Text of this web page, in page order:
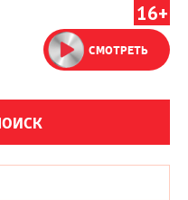
16+
СМОТРЕТЬ